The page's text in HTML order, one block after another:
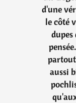
d'une
le côté
dupes
aussi